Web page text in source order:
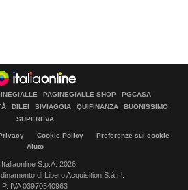
PAGINEGIALLE SHOP
PGCASA
DILEI SIVIAGGIA QUIFINANZA
BUONISSIMO
SUPEREVA
Cookie Policy
Preferenze sui cookie
Aiuto
S.p.A. 2026
di Libero Acquisition S.á r.l.
P. IVA 03970540963